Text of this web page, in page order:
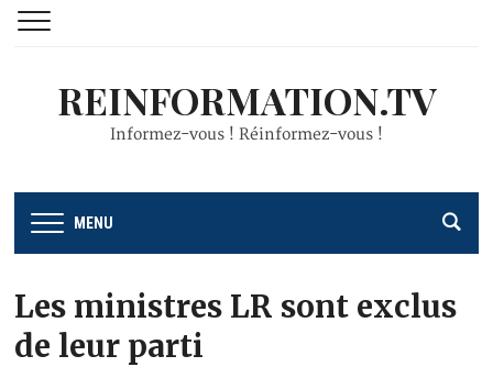
REINFORMATION.TV
Informez-vous ! Réinformez-vous !
MENU
Les ministres LR sont exclus
de leur parti